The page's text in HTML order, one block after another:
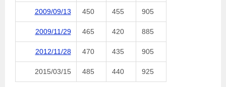
2009/09/13 450 455 905
2009/11/29 465 420 885
2012/11/28 470 435 905
2015/03/15 485 440 925